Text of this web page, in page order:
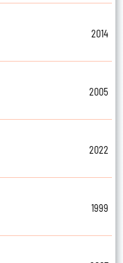
2014
2005
2022
1999